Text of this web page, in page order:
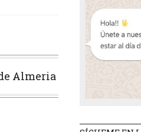
Almeria